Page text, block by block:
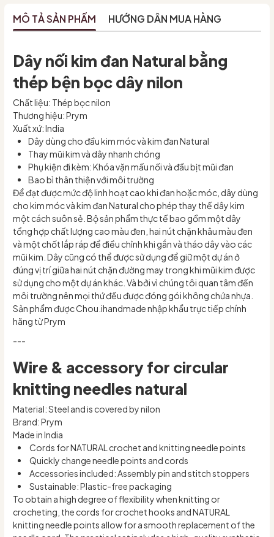
MÔ TẢ SẢN PHẨM HƯỚNG DẪN MUA HÀNG
Dây nối kim đan Natural bằng
thép bện bọc dây nilon
Chất liệu: Thép bọc nilon
Thương hiệu: Prym
Xuất xứ: India
Dây dùng cho đầu kim móc và kim đan Natural
Thay mũi kim và dây nhanh chóng
Phụ kiện đi kèm: Khóa vặn mấu nối và đầu bịt mũi đan
Bao bì thân thiện với môi trường
Để đạt được mức độ linh hoạt cao khi đan hoặc móc, dây dùng
cho kim móc và kim đan Natural cho phép thay thế dây kim
một cách suôn sẻ. Bộ sản phẩm thực tế bao gồm một dây
tổng hợp chất lượng cao màu đen, hai nút chặn khâu màu đen
và một chốt lắp ráp để điều chỉnh khi gắn và tháo dây vào các
mũi kim. Dây cũng có thể được sử dụng để giữ một dự án ở
đúng vị trí giữa hai nút chặn đường may trong khi mũi kim được
sử dụng cho một dự án khác. Và bởi vì chúng tôi quan tâm đến
môi trường nên mọi thứ đều được đóng gói không chứa nhựa.
Sản phẩm được Chou.ihandmade nhập khẩu trực tiếp chính
hãng từ Prym
---
Wire & accessory for circular
knitting needles natural
Material: Steel and is covered by nilon
Brand: Prym
Made in India
Cords for NATURAL crochet and knitting needle points
Quickly change needle points and cords
Accessories included: Assembly pin and stitch stoppers
Sustainable: Plastic-free packaging
To obtain a high degree of flexibility when knitting or
crocheting, the cords for crochet hooks and NATURAL
knitting needle points allow for a smooth replacement of the